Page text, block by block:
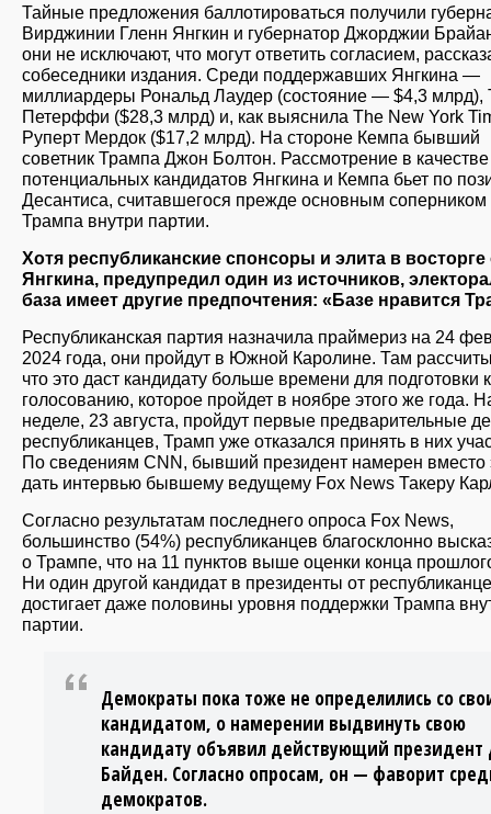
Тайные предложения баллотироваться получили
Вирджинии Гленн Янгкин и губернатор Джорджии
они не исключают, что могут ответить согласием,
собеседники издания. Среди поддержавших Янгкина —
миллиардеры Рональд Лаудер (состояние — $4,3 млрд),
Петерффи ($28,3 млрд) и, как выяснила The New York
Руперт Мердок ($17,2 млрд). На стороне Кемпа бывший
советник Трампа Джон Болтон. Рассмотрение в качестве
потенциальных кандидатов Янгкина и Кемпа бьет по
Десантиса, считавшегося прежде основным соперником
Трампа внутри партии.
Хотя республиканские спонсоры и элита в восторге
Янгкина, предупредил один из источников,
база имеет другие предпочтения: «Базе нравится
Республиканская партия назначила праймериз на 24
2024 года, они пройдут в Южной Каролине. Там
что это даст кандидату больше времени для подготовки к
голосованию, которое пройдет в ноябре этого же года.
неделе, 23 августа, пройдут первые предварительные
республиканцев, Трамп уже отказался принять в них
По сведениям CNN, бывший президент намерен вместо
дать интервью бывшему ведущему Fox News Такеру
Согласно результатам последнего опроса Fox News,
большинство (54%) республиканцев благосклонно
о Трампе, что на 11 пунктов выше оценки конца
Ни один другой кандидат в президенты от
достигает даже половины уровня поддержки Трампа
партии.
Демократы пока тоже не определились со
кандидатом, о намерении выдвинуть свою
кандидату объявил действующий
Байден. Согласно опросам, он — фаворит
демократов.